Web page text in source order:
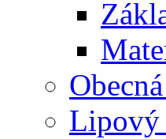
Lipový